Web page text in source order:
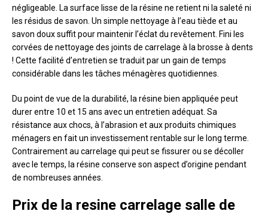
négligeable. La surface lisse de la résine ne retient ni la saleté ni
les résidus de savon. Un simple nettoyage à l’eau tiède et au
savon doux suffit pour maintenir l’éclat du revêtement. Fini les
corvées de nettoyage des joints de carrelage à la brosse à dents
! Cette facilité d’entretien se traduit par un gain de temps
considérable dans les tâches ménagères quotidiennes.
Du point de vue de la durabilité, la résine bien appliquée peut
durer entre 10 et 15 ans avec un entretien adéquat. Sa
résistance aux chocs, à l’abrasion et aux produits chimiques
ménagers en fait un investissement rentable sur le long terme.
Contrairement au carrelage qui peut se fissurer ou se décoller
avec le temps, la résine conserve son aspect d’origine pendant
de nombreuses années.
Prix de la resine carrelage salle de